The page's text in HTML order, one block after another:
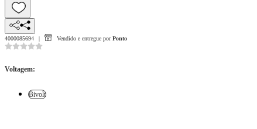
4000085694 Vendido e entregue por Ponto
Voltagem:
Bivolt